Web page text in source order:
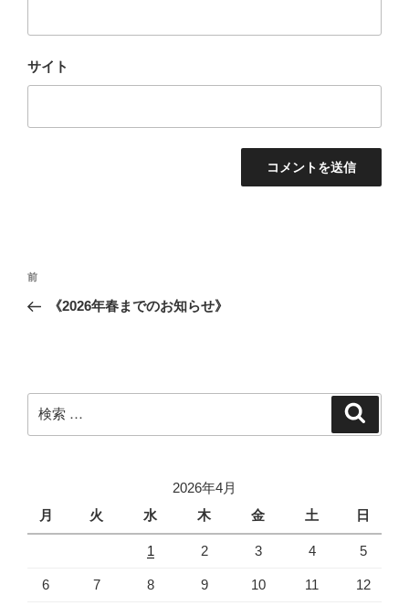
サイト
投
ナ
ー
シ
過
去
前
《2026年春までのお知らせ》
索:
2026年4月
月
火 水 木 金 土 日
1 2 3 4 5
6 7 8 9 10 11 12